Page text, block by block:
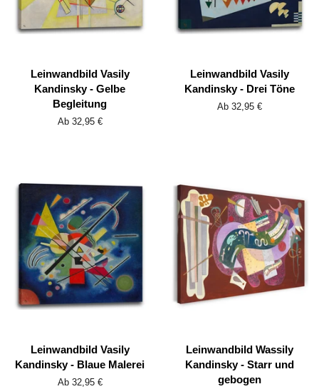
Leinwandbild Vasily
Kandinsky - Gelbe
Begleitung
Ab 32,95 €
Leinwandbild Vasily
Kandinsky - Drei Töne
Ab 32,95 €
Leinwandbild Vasily
Kandinsky - Blaue Malerei
Ab 32,95 €
Leinwandbild Wassily
Kandinsky - Starr und
gebogen